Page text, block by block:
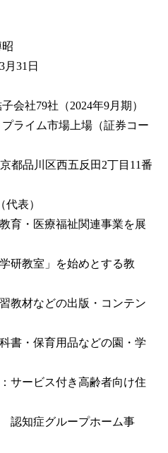
月31日
会社79社（2024年9月期）
ム市場上場（証券コー
都品川区西五反田2丁目11番
代表）
育・医療福祉関連事業を展
」を始めとする教
出版・コンテン
品などの園・学
ス付き高齢者向け住
プホーム事